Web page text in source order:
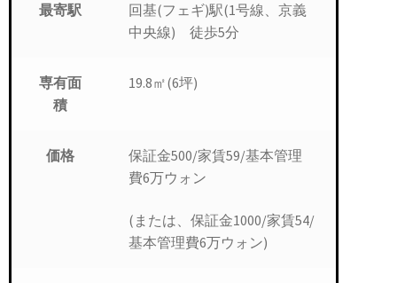
最寄駅
回基(フェギ)駅(1号線、京義
中央線) 徒歩5分
専有面
積
19.8㎡(6坪)
価格
保証金500/家賃59/基本管理
費6万ウォン
(または、保証金1000/家賃54/
基本管理費6万ウォン)